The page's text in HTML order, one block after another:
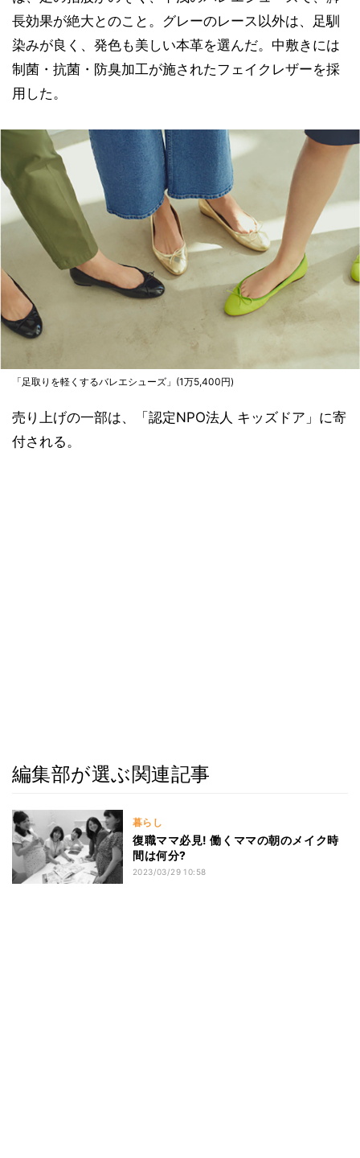
長効果が絶大とのこと。グレーのレース以外は、足馴
染みが良く、発色も美しい本革を選んだ。中敷きには
制菌・抗菌・防臭加工が施されたフェイクレザーを採
用した。
「足取りを軽くするバレエシューズ」(1万5,400円)
売り上げの一部は、「認定NPO法人 キッズドア」に寄
付される。
編集部が選ぶ関連記事
暮らし
復職ママ必見! 働くママの朝のメイク時
間は何分?
2023/03/29 10:58